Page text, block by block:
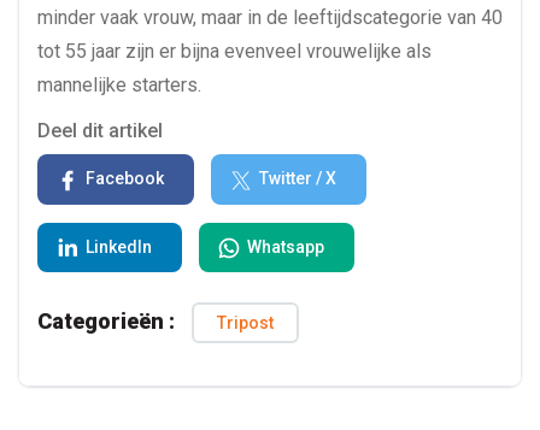
minder vaak vrouw, maar in de leeftijdscategorie van 40
tot 55 jaar zijn er bijna evenveel vrouwelijke als
mannelijke starters.
Deel dit artikel
Facebook Twitter / X
LinkedIn Whatsapp
Categorieën : Tripost